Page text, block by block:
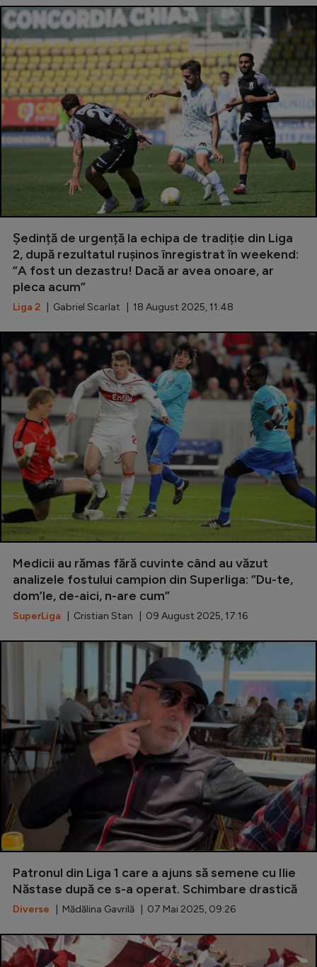
Ședință de urgență la echipa de tradiție din Liga
2, după rezultatul rușinos înregistrat în weekend:
”A fost un dezastru! Dacă ar avea onoare, ar
pleca acum”
Liga 2 | Gabriel Scarlat | 18 August 2025, 11:48
Medicii au rămas fără cuvinte când au văzut
analizele fostului campion din Superliga: ”Du-te,
dom’le, de-aici, n-are cum”
SuperLiga | Cristian Stan | 09 August 2025, 17:16
Patronul din Liga 1 care a ajuns să semene cu Ilie
Năstase după ce s-a operat. Schimbare drastică
Diverse | Mădălina Gavrilă | 07 Mai 2025, 09:26